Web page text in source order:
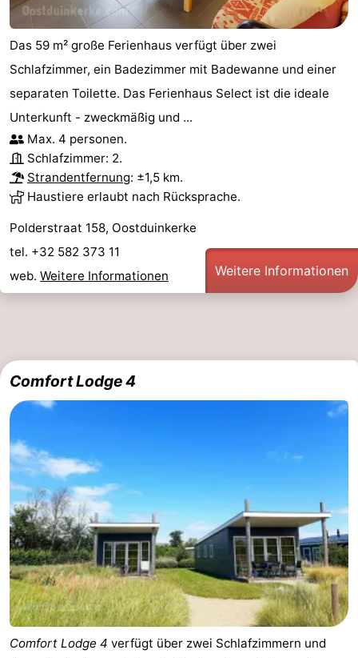
Das 59 m² große Ferienhaus verfügt über zwei
Schlafzimmer, ein Badezimmer mit Badewanne und einer
separaten Toilette. Das Ferienhaus Select ist die ideale
Unterkunft - zweckmäßig und ...
Max. 4 personen.
Schlafzimmer: 2.
Strandentfernung: ±1,5 km.
Haustiere erlaubt nach Rücksprache.
Polderstraat 158, Oostduinkerke
tel. +32 582 373 11
web. Weitere Informationen Weitere Informationen
Comfort Lodge 4
Comfort Lodge 4 verfügt über zwei Schlafzimmern und